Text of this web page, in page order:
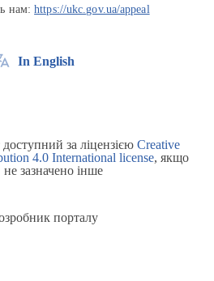
нам:https://ukc.gov.ua/appeal
In English
за ліцензією Creative
4.0 International license, якщо
не зазначено інше
порталу